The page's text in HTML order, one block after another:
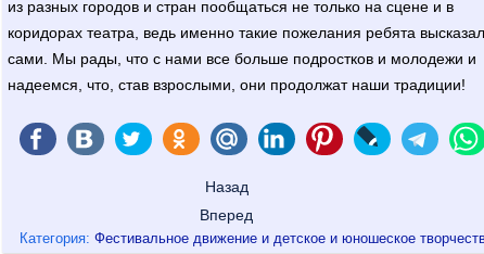
из разных городов и стран пообщаться не только на сцене и в
коридорах театра, ведь именно такие пожелания ребята
сами. Мы рады, что с нами все больше подростков и молодежи и
надеемся, что, став взрослыми, они продолжат наши традиции!
Назад
Вперед
Категория: Фестивальное движение и детское и юношеское